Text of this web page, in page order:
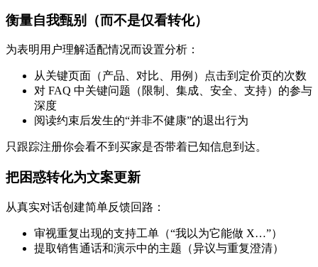
衡量自我甄别（而不是仅看转化）
为表明用户理解适配情况而设置分析：
从关键页面（产品、对比、用例）点击到定价页的次数
对 FAQ 中关键问题（限制、集成、安全、支持）的参与
深度
阅读约束后发生的“并非不健康”的退出行为
只跟踪注册你会看不到买家是否带着已知信息到达。
把困惑转化为文案更新
从真实对话创建简单反馈回路：
审视重复出现的支持工单（“我以为它能做 X…”）
提取销售通话和演示中的主题（异议与重复澄清）